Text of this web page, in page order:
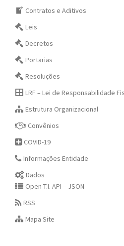
Contratos e Aditivos
Leis
Decretos
Portarias
Resoluções
LRF – Lei de Responsabilidade
Estrutura Organizacional
Convênios
COVID-19
Informações Entidade
Dados
Open T.I. API – JSON
RSS
Mapa Site